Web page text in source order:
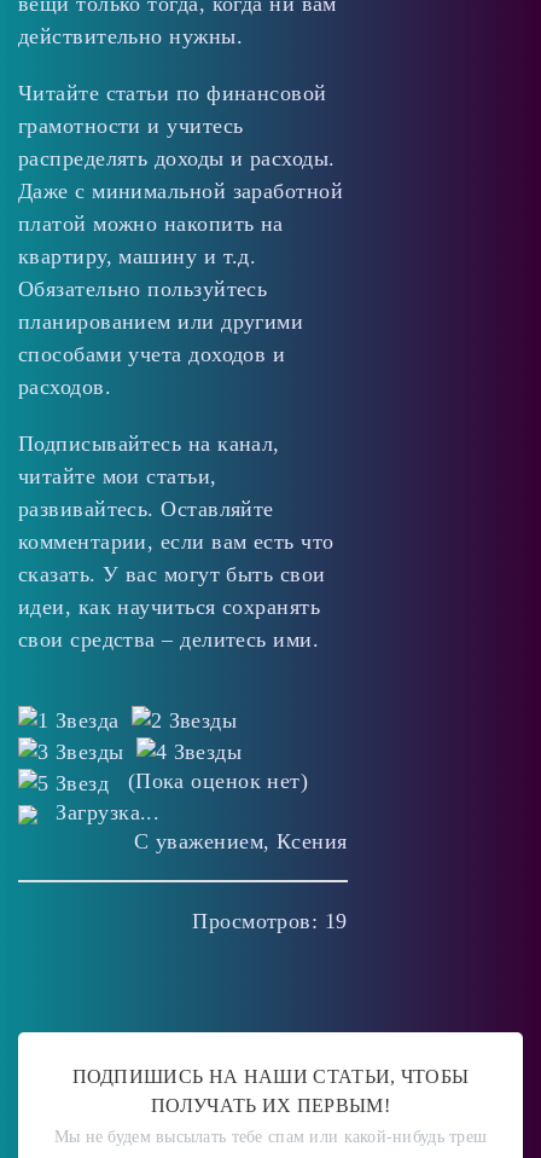
действительно нужны.
Читайте статьи по финансовой
грамотности и учитесь
распределять доходы и расходы.
Даже с минимальной заработной
платой можно накопить на
квартиру, машину и т.д.
Обязательно пользуйтесь
планированием или другими
способами учета доходов и
расходов.
Подписывайтесь на канал,
читайте мои статьи,
развивайтесь. Оставляйте
комментарии, если вам есть что
сказать. У вас могут быть свои
идеи, как научиться сохранять
свои средства – делитесь ими.
(Пока оценок нет)
Загрузка...
С уважением, Ксения
Просмотров: 19
ПОДПИШИСЬ НА НАШИ СТАТЬИ, ЧТОБЫ
ПОЛУЧАТЬ ИХ ПЕРВЫМ!
Мы не будем высылать тебе спам или какой-нибудь треш